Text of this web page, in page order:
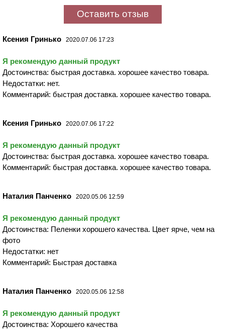
Оставить отзыв
Ксения Гринько 2020.07.06 17:23
Я рекомендую данный продукт
Достоинства: быстрая доставка. хорошее качество товара.
Недостатки: нет.
Комментарий: быстрая доставка. хорошее качество товара.
Ксения Гринько 2020.07.06 17:22
Я рекомендую данный продукт
Достоинства: быстрая доставка. хорошее качество товара.
Комментарий: быстрая доставка. хорошее качество товара.
Наталия Панченко 2020.05.06 12:59
Я рекомендую данный продукт
Достоинства: Пеленки хорошего качества. Цвет ярче, чем на
фото
Недостатки: нет
Комментарий: Быстрая доставка
Наталия Панченко 2020.05.06 12:58
Я рекомендую данный продукт
Достоинства: Хорошего качества